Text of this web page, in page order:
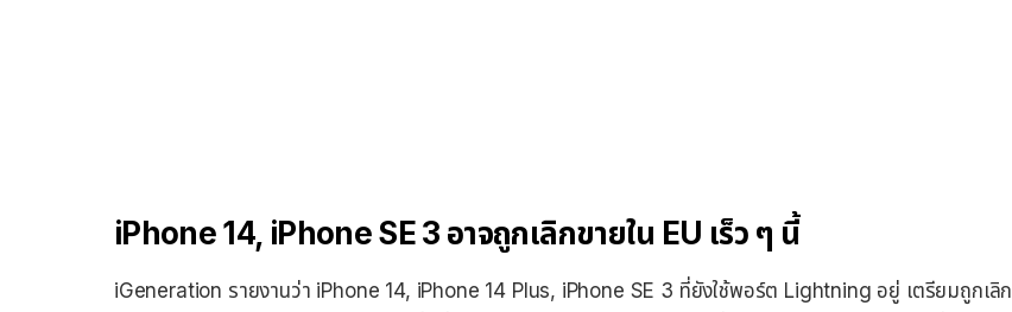
iPhone 14, iPhone SE 3 อาจถูกเลิกขายใน EU เร็ว ๆ นี้
iGeneration รายงานว่า iPhone 14, iPhone 14 Plus, iPhone SE 3 ที่ยังใช้พอร์ต Lightning อยู่ เตรียมถูกเลิก